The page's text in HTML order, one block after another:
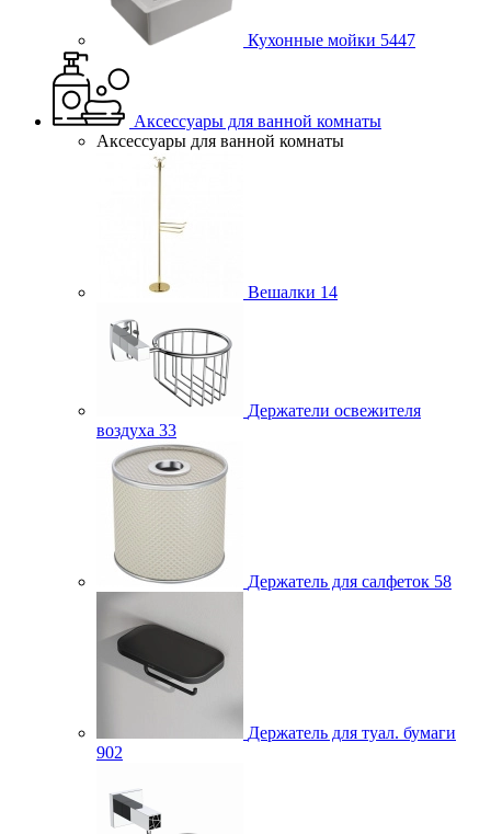
Кухонные мойки 5447
Аксессуары для ванной комнаты
Аксессуары для ванной комнаты
Вешалки 14
Держатели освежителя
воздуха 33
Держатель для салфеток 58
Держатель для туал. бумаги
902